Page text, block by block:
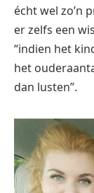
écht wel zo’n
er zelfs een
“indien het
het
dan lusten”.